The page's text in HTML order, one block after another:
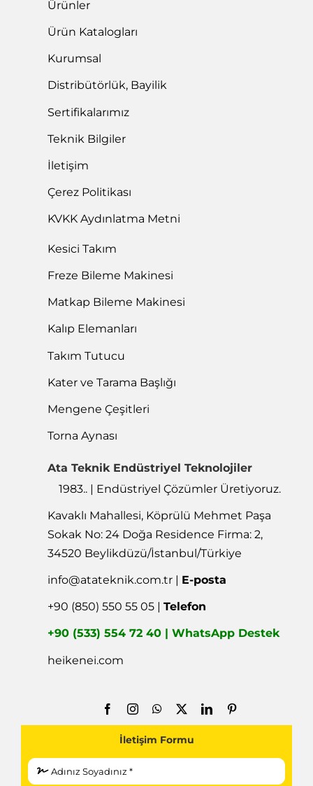
Ürünler
Ürün Katalogları
Kurumsal
Distribütörlük, Bayilik
Sertifikalarımız
Teknik Bilgiler
İletişim
Çerez Politikası
KVKK Aydınlatma Metni
Kesici Takım
Freze Bileme Makinesi
Matkap Bileme Makinesi
Kalıp Elemanları
Takım Tutucu
Kater ve Tarama Başlığı
Mengene Çeşitleri
Torna Aynası
Ata Teknik Endüstriyel Teknolojiler
1983.. | Endüstriyel Çözümler Üretiyoruz.
Kavaklı Mahallesi, Köprülü Mehmet Paşa
Sokak No: 24 Doğa Residence Firma: 2,
34520 Beylikdüzü/İstanbul/Türkiye
info@atateknik.com.tr | E-posta
+90 (850) 550 55 05 |Telefon
+90 (533) 554 72 40 | WhatsApp Destek
heikenei.com
İletişim Formu